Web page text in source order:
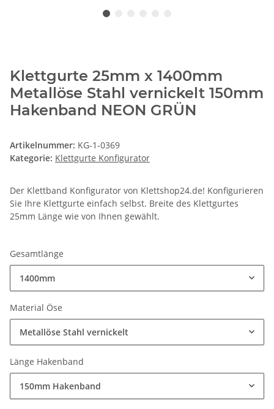
Klettgurte 25mm x 1400mm
Metallöse Stahl vernickelt 150mm
Hakenband NEON GRÜN
Artikelnummer: KG-1-0369
Kategorie: Klettgurte Konfigurator
Der Klettband Konfigurator von Klettshop24.de! Konfigurieren
Sie Ihre Klettgurte einfach selbst. Breite des Klettgurtes
25mm Länge wie von Ihnen gewählt.
Gesamtlänge
1400mm
Material Öse
Metallöse Stahl vernickelt
Länge Hakenband
150mm Hakenband